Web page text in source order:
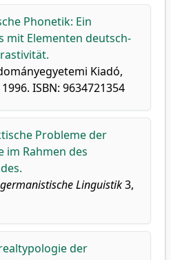
Phonetik: Ein
mit Elementen deutsch-
Kiadó,
ISBN: 9634721354
Probleme der
im Rahmen des
Linguistik3,
der